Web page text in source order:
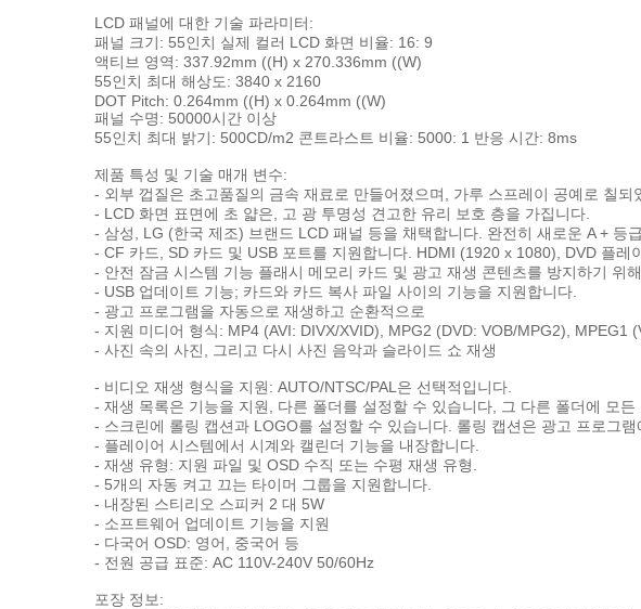
LCD 패널에 대한 기술 파라미터:
패널 크기: 55인치 실제 컬러 LCD 화면 비율: 16: 9
액티브 영역: 337.92mm ((H) x 270.336mm ((W)
55인치 최대 해상도: 3840 x 2160
DOT Pitch: 0.264mm ((H) x 0.264mm ((W)
패널 수명: 50000시간 이상
55인치 최대 밝기: 500CD/m2 콘트라스트 비율: 5000: 1 반응 시간: 8ms
제품 특성 및 기술 매개 변수:
- 외부 껍질은 초고품질의 금속 재료로 만들어졌으며, 가루 스프레이 공예로 칠
- LCD 화면 표면에 초 얇은, 고 광 투명성 견고한 유리 보호 층을 가집니다.
- 삼성, LG (한국 제조) 브랜드 LCD 패널 등을 채택합니다. 완전히 새로운 A + 등
- CF 카드, SD 카드 및 USB 포트를 지원합니다. HDMI (1920 x 1080), DVD 플레
- 안전 잠금 시스템 기능 플래시 메모리 카드 및 광고 재생 콘텐츠를 방지하기 위
- USB 업데이트 기능; 카드와 카드 복사 파일 사이의 기능을 지원합니다.
- 광고 프로그램을 자동으로 재생하고 순환적으로
- 지원 미디어 형식: MP4 (AVI: DIVX/XVID), MPG2 (DVD: VOB/MPG2), MPEG1
- 사진 속의 사진, 그리고 다시 사진 음악과 슬라이드 쇼 재생
- 비디오 재생 형식을 지원: AUTO/NTSC/PAL은 선택적입니다.
- 재생 목록은 기능을 지원, 다른 폴더를 설정할 수 있습니다, 그 다른 폴더에 모
- 스크린에 롤링 캡션과 LOGO를 설정할 수 있습니다. 롤링 캡션은 광고 프로그
- 플레이어 시스템에서 시계와 캘린더 기능을 내장합니다.
- 재생 유형: 지원 파일 및 OSD 수직 또는 수평 재생 유형.
- 5개의 자동 켜고 끄는 타이머 그룹을 지원합니다.
- 내장된 스티리오 스피커 2 대 5W
- 소프트웨어 업데이트 기능을 지원
- 다국어 OSD: 영어, 중국어 등
- 전원 공급 표준: AC 110V-240V 50/60Hz
포장 정보: